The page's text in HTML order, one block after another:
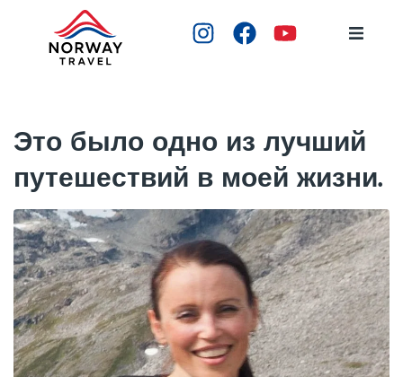
МЕСТА
ГИДЫ
ОТЗЫВЫ
КОНТАКТЫ
Это было одно из лучший
путешествий в моей жизни.